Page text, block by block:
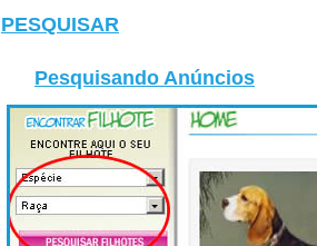
PESQUISAR
Pesquisando Anúncios